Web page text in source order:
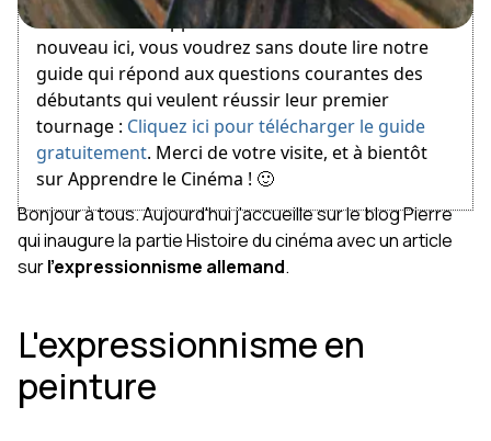
Bienvenue sur Apprendre le Cinéma ! Si vous êtes
nouveau ici, vous voudrez sans doute lire notre
guide qui répond aux questions courantes des
débutants qui veulent réussir leur premier
tournage : Cliquez ici pour télécharger le guide
gratuitement. Merci de votre visite, et à bientôt
sur Apprendre le Cinéma ! 🙂
Bonjour à tous. Aujourd'hui j'accueille sur le blog Pierre
qui inaugure la partie Histoire du cinéma avec un article
surl'expressionnisme allemand.
L'expressionnisme en
peinture